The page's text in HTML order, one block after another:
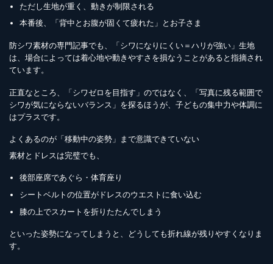
ただし生地が重く、動きが制限される
本番後、「背中とお腹が固くて疲れた」とお子さま
防シワ素材の専門記事でも、「シワになりにくい＝ハリが強い」生地
は、場合によっては着心地や動きやすさを損なうことがあると指摘され
ています。
正直なところ、「シワゼロを目指す」のではなく、「写真に残る範囲で
シワが気にならないバランス」を探るほうが、子どもの集中力や体調に
はプラスです。
よくあるのが「移動中の姿勢」まで意識できていない
素材とドレスは完璧でも、
後部座席であぐら・体育座り
シートベルトの位置がドレスのウエストに食い込む
膝の上でスカートを折りたたんでしまう
といった姿勢になってしまうと、どうしても折れ線が残りやすくなりま
す。